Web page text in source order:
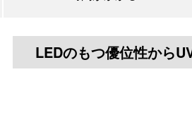
LEDのもつ優位性から